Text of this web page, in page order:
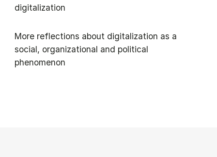
digitalization
More reflections about digitalization as a
social, organizational and political
phenomenon